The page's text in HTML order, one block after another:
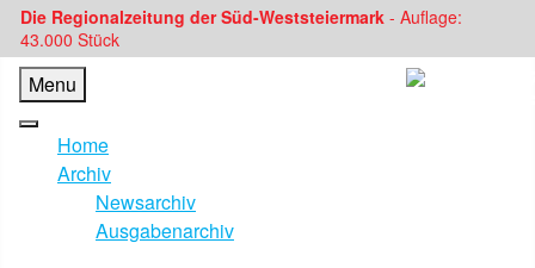
Die Regionalzeitung der Süd-Weststeiermark - Auflage:
43.000 Stück
Menu
Home
Archiv
Newsarchiv
Ausgabenarchiv